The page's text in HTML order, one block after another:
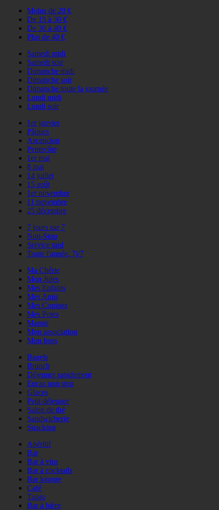
Moins de 20 €
De 15 à 30 €
De 30 à 40 €
Plus de 40 €
Samedi midi
Samedi soir
Dimanche midi
Dimanche soir
Dimanche toute la journée
Lundi midi
Lundi soir
1er janvier
Pâques
Ascencion
Pentecôte
1er mai
8 mai
14 juillet
15 août
1er novembre
11 novembre
25 décembre
7 jours sur 7
Non-Stop
Service tard
Toute l'année, 7j/7
Ma Chérie
Mon Jules
Mes Enfants
Mes Amis
Mes Copines
Mes Potes
Mamie
Mon association
Mon boss
Bagels
Brunch
Déjeuner rapidement
Encas non stop
Glaces
Petit déjeuner
Salon de thé
Sandwicherie
Snacking
Apéritif
Bar
Bar à vins
Bar à cocktails
Bar lounge
Café
Tapas
Bar à bière